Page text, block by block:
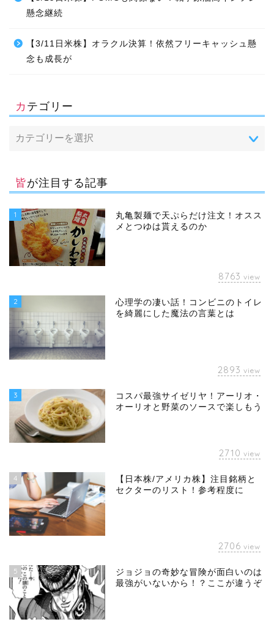
懸念継続
【3/11日米株】オラクル決算！依然フリーキャッシュ懸
念も成長が
カテゴリー
皆が注目する記事
1
丸亀製麺で天ぷらだけ注文！オスス
メとつゆは貰えるのか
8763 view
2
心理学の凄い話！コンビニのトイレ
を綺麗にした魔法の言葉とは
2893 view
3
コスパ最強サイゼリヤ！アーリオ・
オーリオと野菜のソースで楽しもう
2710 view
4
【日本株/アメリカ株】注目銘柄と
セクターのリスト！参考程度に
2706 view
5
ジョジョの奇妙な冒険が面白いのは
最強がいないから！？ここが違うぞ